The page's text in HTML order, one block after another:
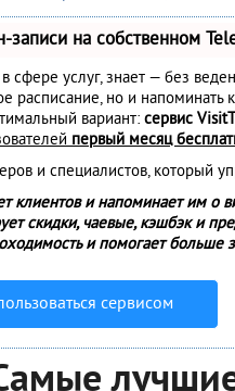
записи на собственном
в сфере услуг, знает — без
расписание, но и
вариант: сервис
первый месяц
и специалистов, который
клиентов и напоминает им о
скидки, чаевые, кэшбэк и
и помогает больше
сервисом